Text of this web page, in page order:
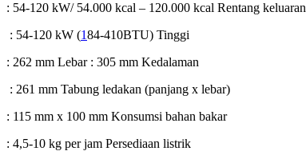
: 54-120 kW/ 54.000 kcal – 120.000 kcal Rentang keluaran
: 54-120 kW (184-410BTU) Tinggi
: 262 mm Lebar : 305 mm Kedalaman
: 261 mm Tabung ledakan (panjang x lebar)
: 115 mm x 100 mm Konsumsi bahan bakar
: 4,5-10 kg per jam Persediaan listrik